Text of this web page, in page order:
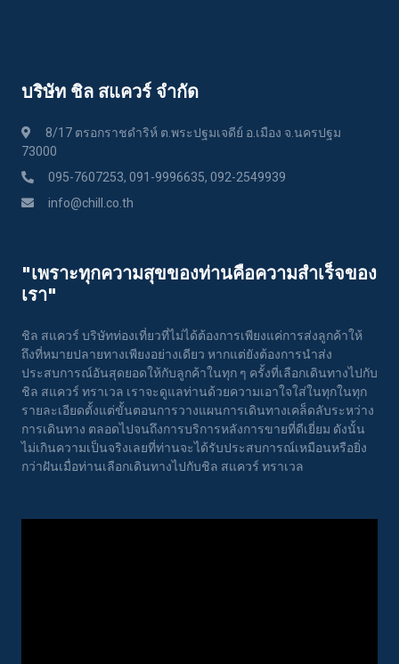
บริษัท ชิล สแควร์ จำกัด
8/17 ตรอกราชดำริห์ ต.พระปฐมเจดีย์ อ.เมือง จ.นครปฐม
73000
095-7607253, 091-9996635, 092-2549939
info@chill.co.th
"เพราะทุกความสุขของท่านคือความสําเร็จของ
เรา"
ชิล สแควร์ บริษัทท่องเที่ยวที่ไม่ได้ต้องการเพียงแค่การส่งลูกค้าให้
ถึงที่หมายปลายทางเพียงอย่างเดียว หากแต่ยังต้องการนำส่ง
ประสบการณ์อันสุดยอดให้กับลูกค้าในทุก ๆ ครั้งที่เลือกเดินทางไปกับ
ชิล สแควร์ ทราเวล เราจะดูแลท่านด้วยความเอาใจใส่ในทุกในทุก
รายละเอียดตั้งแต่ขั้นตอนการวางแผนการเดินทางเคล็ดลับระหว่าง
การเดินทาง ตลอดไปจนถึงการบริการหลังการขายที่ดีเยี่ยม ดังนั้น
ไม่เกินความเป็นจริงเลยที่ท่านจะได้รับประสบการณ์เหมือนหรือยิ่ง
กว่าฝันเมื่อท่านเลือกเดินทางไปกับชิล สแควร์ ทราเวล